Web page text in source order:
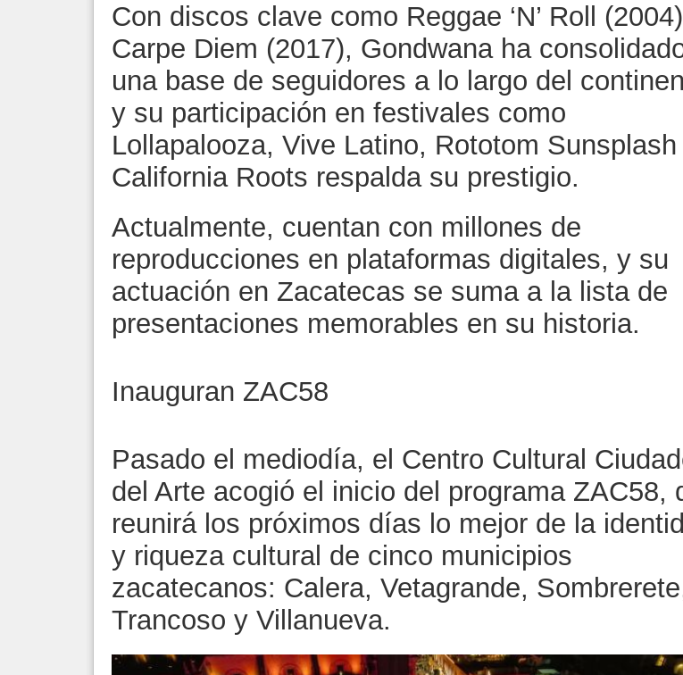
Con discos clave como Reggae ‘N’ Roll
Carpe Diem (2017), Gondwana ha
una base de seguidores a lo largo del
y su participación en festivales como
Lollapalooza, Vive Latino, Rototom
California Roots respalda su prestigio.
Actualmente, cuentan con millones de
reproducciones en plataformas digitales, y su
actuación en Zacatecas se suma a la lista de
presentaciones memorables en su historia.
Inauguran ZAC58
Pasado el mediodía, el Centro Cultural
del Arte acogió el inicio del programa ZAC58,
reunirá los próximos días lo mejor de la
y riqueza cultural de cinco municipios
zacatecanos: Calera, Vetagrande,
Trancoso y Villanueva.